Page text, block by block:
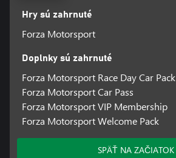
Hry sú zahrnuté
Forza Motorsport
Doplnky sú zahrnuté
Forza Motorsport Race Day Car Pack
Forza Motorsport Car Pass
Forza Motorsport VIP Membership
Forza Motorsport Welcome Pack
SPÄŤ NA ZAČIATOK